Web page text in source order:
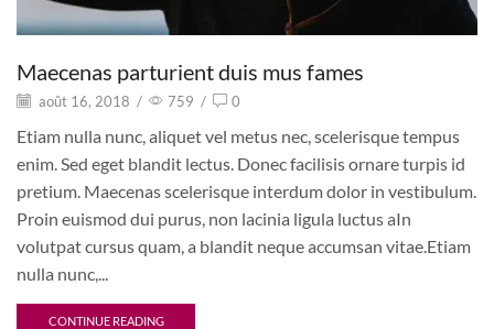
Maecenas parturient duis mus fames
août 16, 2018 / 759 / 0
Etiam nulla nunc, aliquet vel metus nec, scelerisque tempus
enim. Sed eget blandit lectus. Donec facilisis ornare turpis id
pretium. Maecenas scelerisque interdum dolor in vestibulum.
Proin euismod dui purus, non lacinia ligula luctus aIn
volutpat cursus quam, a blandit neque accumsan vitae.Etiam
nulla nunc,...
CONTINUE READING